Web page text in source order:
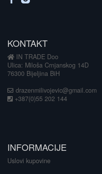
KONTAKT
IN TRADE Doo
Ulica: Miloša Crnjanskog 14D
76300 Bijeljina BiH
drazenmilivojevic@gmail.com
+387(0)55 202 144
INFORMACIJE
Uslovi kupovine